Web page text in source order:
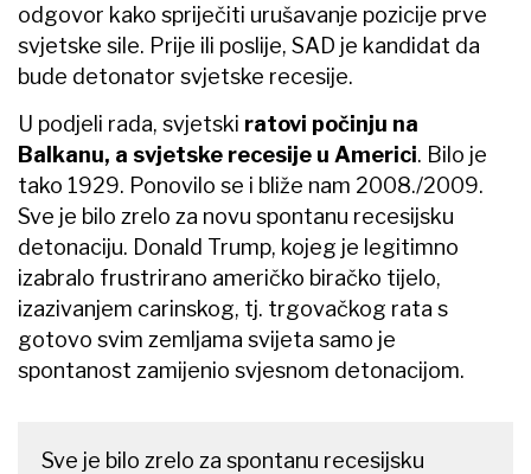
odgovor kako spriječiti urušavanje pozicije prve
svjetske sile. Prije ili poslije, SAD je kandidat da
bude detonator svjetske recesije.
U podjeli rada, svjetski ratovi počinju na
Balkanu, a svjetske recesije u Americi. Bilo je
tako 1929. Ponovilo se i bliže nam 2008./2009.
Sve je bilo zrelo za novu spontanu recesijsku
detonaciju. Donald Trump, kojeg je legitimno
izabralo frustrirano američko biračko tijelo,
izazivanjem carinskog, tj. trgovačkog rata s
gotovo svim zemljama svijeta samo je
spontanost zamijenio svjesnom detonacijom.
Sve je bilo zrelo za spontanu recesijsku